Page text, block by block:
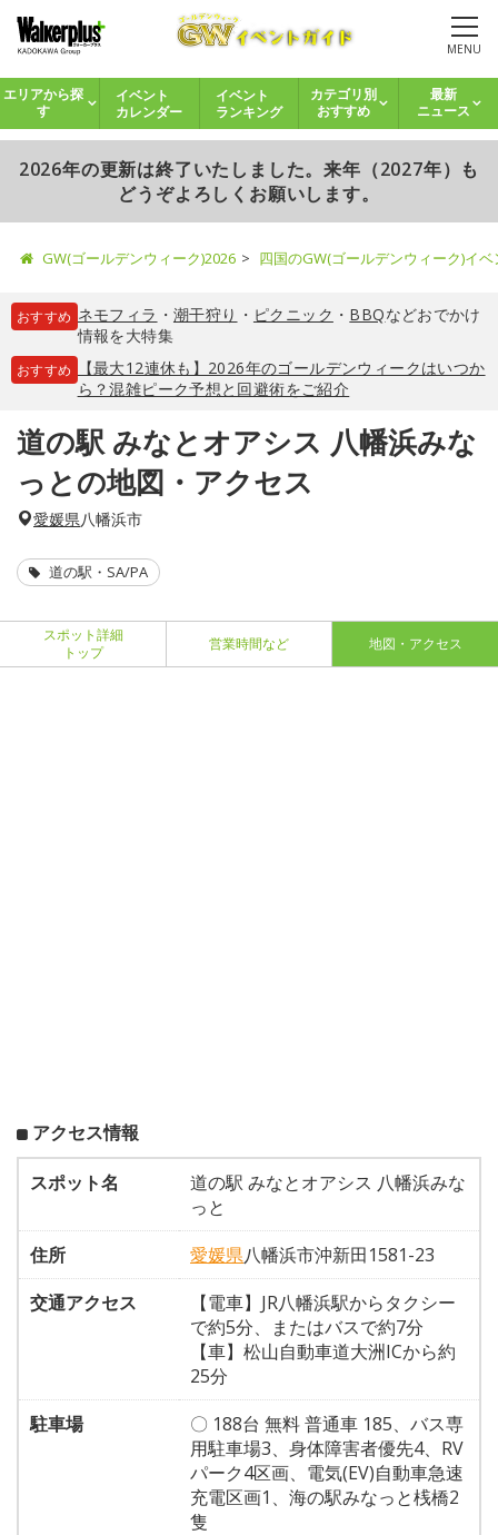
MENU
エリアから探
す
イベント
カレンダー
イベント
ランキング
カテゴリ別
おすすめ
最新
ニュース
2026年の更新は終了いたしました。来年（2027年）も
どうぞよろしくお願いします。
GW(ゴールデンウィーク)2026 四国のGW(ゴールデンウィーク)イ
おすすめ ネモフィラ ・ 潮干狩り ・ ピクニック ・ BBQなどおでかけ
情報を大特集
おすすめ
【最大12連休も】2026年のゴールデンウィークはいつか
ら？混雑ピーク予想と回避術をご紹介
道の駅 みなとオアシス 八幡浜みな
っとの地図・アクセス
愛媛県八幡浜市
道の駅・SA/PA
スポット詳細
トップ
営業時間など 地図・アクセス
アクセス情報
スポット名
道の駅 みなとオアシス 八幡浜みな
っと
住所
愛媛県八幡浜市沖新田1581-23
交通アクセス
【電車】JR八幡浜駅からタクシー
で約5分、またはバスで約7分
【車】松山自動車道大洲ICから約
25分
駐車場
〇 188台 無料 普通車 185、バス専
用駐車場3、身体障害者優先4、RV
パーク4区画、電気(EV)自動車急速
充電区画1、海の駅みなっと桟橋2
隻